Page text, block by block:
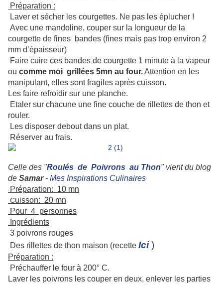
Préparation :
Laver et sécher les courgettes. Ne pas les éplucher !
Avec une mandoline, couper sur la longueur de la
courgette de fines bandes (fines mais pas trop environ 2
mm d’épaisseur)
Faire cuire ces bandes de courgette 1 minute à la vapeur
ou comme moi grillées 5mn au four.Attention en les
manipulant, elles sont fragiles après cuisson.
Les faire refroidir sur une planche.
Etaler sur chacune une fine couche de rillettes de thon et
rouler.
Les disposer debout dans un plat.
Réserver au frais.
Celle des "Roulés de Poivrons au Thon" vient du blog
de Samar- Mes Inspirations Culinaires
Préparation: 10 mn
Cuisson: 20 mn
Pour 4 personnes
Ingrédients
3 poivrons rouges
Des rillettes de thon maison (recette Ici )
Préparation :
Préchauffer le four à 200° C.
Laver les poivrons les couper en deux, enlever les parties